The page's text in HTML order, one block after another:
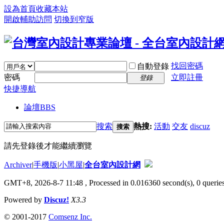
設為首頁收藏本站
開啟輔助訪問 切換到窄版
自動登錄 找回密碼
密碼
登錄
立即註冊
快捷導航
論壇BBS
搜索 搜索 熱搜: 活動 交友 discuz
請先登錄後才能繼續瀏覽
Archiver|手機版|小黑屋|全台室內設計網
GMT+8, 2026-8-7 11:48 , Processed in 0.016360 second(s), 0
Powered by Discuz! X3.3
© 2001-2017 Comsenz Inc.